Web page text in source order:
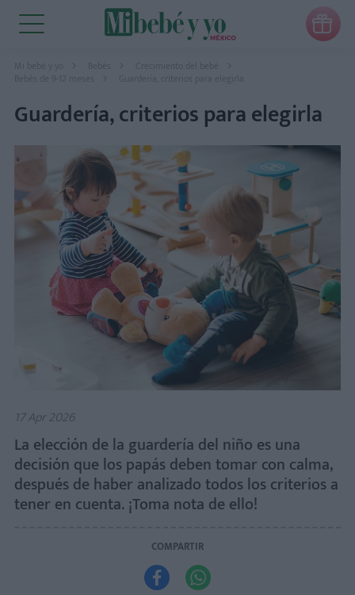

Mi bebé y yo Bebés
Crecimiento del bebé
Bebés de 9-12 meses
Guardería, criterios para elegirla
Guardería, criterios para elegirla
17 Apr 2026
La elección de la guardería del niño es una
decisión que los papás deben tomar con calma,
después de haber analizado todos los criterios a
tener en cuenta. ¡Toma nota de ello!
COMPARTIR
 